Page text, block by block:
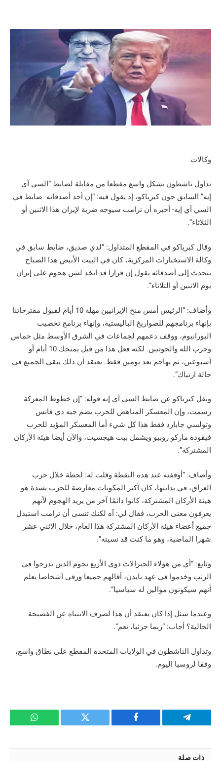
وكالات
تداول ناشطون بشكل واسع مقطعا من مقابلة لضابط “السي آي
إيه” السابق جون كيرياكو، إذ يقول فيه: “إن أحد أصدقائه- ضابط في
السي آي إيه- أخبره أن ترامب سيوجه ضربة لإيران هذا الاثنين أو
الثلاثاء”.
وقال كيرياكو في المقطع المتداول: “لدي صديق، ضابط سابق في
وكالة الاستخبارات المركزية، كان في البيت الأبيض هذا الصباح
يتحدث إلى أصدقائه يقول إن قرارا قد اتخذ لشن هجوم على إيران
يوم الاثنين أو الثلاثاء”.
وأضاف: “الرئيس أمس منح الإيرانيين مهلة 10 أيام لقبول مقترحاتنا
بإنهاء برنامجهم للصواريخ الباليستية، وإنهاء برنامج تخصيب
اليورانيوم، ووقف دعمهم لجماعات في الشرق الأوسط مثل حماس
وحزب الله والحوثيين. لكنه فعل هذا من قبل يمنحك 10 أيام أو
أسبوعين، ثم يهاجم بعد يومين فقط. يعتقد أن ذلك يبقي الجميع في
حالة ارتباك”.
ونقل كيرياكو عن ضابط السي آي إيه قوله: “إن خطوط المعركة
رسمت، وإن المعسكر المناهض للحرب يضم جيه دي فانس
وتولسي جابارد فقط هذا كل شيء أما المعسكر المؤيد للحرب
فيقوده ماركو روبيو ويشمل بيت هيجسيث، والآن أيضا هيئة الأركان
المشتركة”.
وأضاف: “أوقفته عند هذه النقطة وقلت له: لحظة خلال حرب
العراق، في بدايتها، كان أكثر المكونات معارضة للحرب بشدة هو
هيئة الأركان المشتركة، كانوا دائمًا آخر من يريد الهجوم لأنهم
يعرفون معنى الحرب، فقال لي: آه لكنك تنسى أن ترامب استبدل
جميع أعضاء هيئة الأركان المشتركة هذا العام، خلال الاثني عشر
شهرا الماضية، وهو ما كنت قد نسيته”.
وتابع: “أي من هؤلاء الجنرالات ذوي الأربع نجوم الذين تدرجوا في
الرتب وخدموا في عهد بايدن، أقالهم جميعا ورقى أشخاصا يعلم
أنهم سيكونون موالين له سياسيا”.
وعندما سئل إذا كان يعتقد أن هذا لصرف الانتباه عن الفضيحة
الحالية؟ أجاب: “ربما جزئيا، نعم”.
وتداول الناشطون في الولايات المتحدة المقطع على نطاق واسع،
وفقا لروسيا اليوم.
تيلقرام فيسبوك تويتر واتساب
ذات صلة